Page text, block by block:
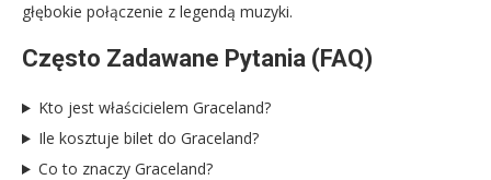
głębokie połączenie z legendą muzyki.
Często Zadawane Pytania (FAQ)
Kto jest właścicielem Graceland?
Ile kosztuje bilet do Graceland?
Co to znaczy Graceland?